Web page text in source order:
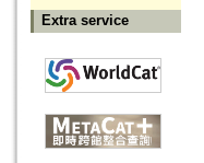
Extra service